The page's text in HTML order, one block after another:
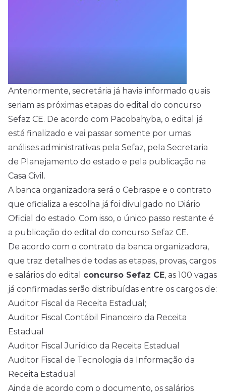
Anteriormente, secretária já havia informado quais
seriam as próximas etapas do edital do concurso
Sefaz CE. De acordo com Pacobahyba, o edital já
está finalizado e vai passar somente por umas
análises administrativas pela Sefaz, pela Secretaria
de Planejamento do estado e pela publicação na
Casa Civil.
A banca organizadora será o Cebraspe e o contrato
que oficializa a escolha já foi divulgado no Diário
Oficial do estado. Com isso, o único passo restante é
a publicação do edital do concurso Sefaz CE.
De acordo com o contrato da banca organizadora,
que traz detalhes de todas as etapas, provas, cargos
e salários do edital concurso Sefaz CE, as 100 vagas
já confirmadas serão distribuídas entre os cargos de:
Auditor Fiscal da Receita Estadual;
Auditor Fiscal Contábil Financeiro da Receita
Estadual
Auditor Fiscal Jurídico da Receita Estadual
Auditor Fiscal de Tecnologia da Informação da
Receita Estadual
Ainda de acordo com o documento, os salários